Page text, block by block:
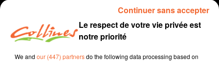
Le respect de votre vie privée est
notre priorité
We and our (447) partnersdo the following data processing based on
Continuer sans accepter